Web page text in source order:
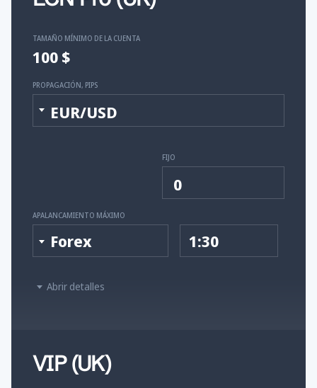
Abrir detalles
TAMAÑO MÍNIMO DE LA CUENTA
100 $
PROPAGACIÓN, PIPS
EUR/USD
FIJO
0
APALANCAMIENTO MÁXIMO
Forex 1:30
VIP (UK)